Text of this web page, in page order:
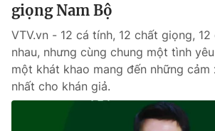
giọng Nam Bộ
VTV.vn - 12 cá tính, 12 chất giọng,
nhau, nhưng cùng chung một tình
một khát khao mang đến những cảm
nhất cho khán giả.